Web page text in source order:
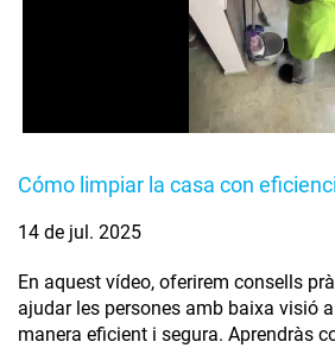
Cómo limpiar la casa con
14 de jul. 2025
En aquest vídeo, oferirem consells
ajudar les persones amb baixa visió
manera eficient i segura. Aprendràs